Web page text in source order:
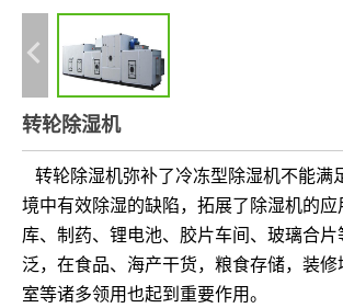
转轮除湿机
转轮除湿机弥补了冷冻型除湿机不能满
境中有效除湿的缺陷，拓展了除湿机的应
库、制药、锂电池、胶片车间、玻璃合片
泛，在食品、海产干货，粮食存储，装
室等诸多领用也起到重要作用。